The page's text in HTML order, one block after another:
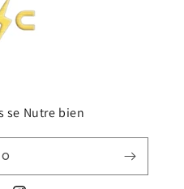
se Nutre bien